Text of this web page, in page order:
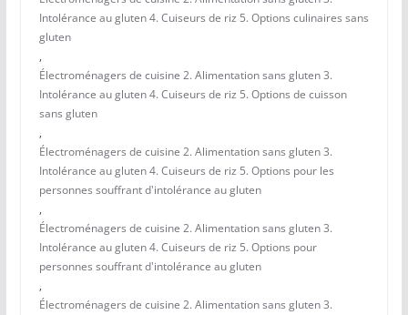
Intolérance au gluten 4. Cuiseurs de riz 5. Options culinaires sans
gluten
,
Électroménagers de cuisine 2. Alimentation sans gluten 3.
Intolérance au gluten 4. Cuiseurs de riz 5. Options de cuisson
sans gluten
,
Électroménagers de cuisine 2. Alimentation sans gluten 3.
Intolérance au gluten 4. Cuiseurs de riz 5. Options pour les
personnes souffrant d'intolérance au gluten
,
Électroménagers de cuisine 2. Alimentation sans gluten 3.
Intolérance au gluten 4. Cuiseurs de riz 5. Options pour
personnes souffrant d'intolérance au gluten
,
Électroménagers de cuisine 2. Alimentation sans gluten 3.